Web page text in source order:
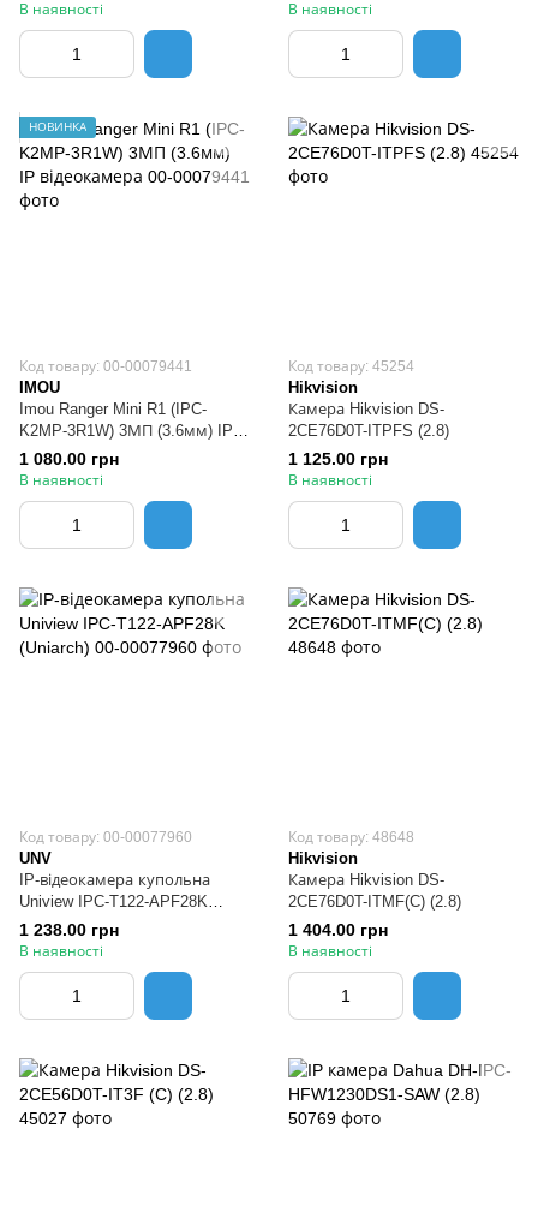
В наявності В наявності
НОВИНКА
Код товару: 00-00079441
IMOU
Imou Ranger Mini R1 (IPC-
K2MP-3R1W) 3МП (3.6мм) IP
відеокамера
1 080.00 грн
В наявності
Код товару: 45254
Hikvision
Камера Hikvision DS-
2CE76D0T-ITPFS (2.8)
1 125.00 грн
В наявності
Код товару: 00-00077960
UNV
IP-відеокамера купольна
Uniview IPC-T122-APF28K
(Uniarch)
1 238.00 грн
В наявності
Код товару: 48648
Hikvision
Камера Hikvision DS-
2CE76D0T-ITMF(C) (2.8)
1 404.00 грн
В наявності